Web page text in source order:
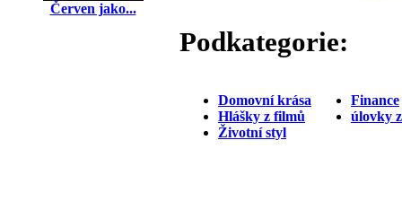
Červen jako...
Podkategorie:
Domovní krása
Hlášky z filmů
Životní styl
Finance
úlovky